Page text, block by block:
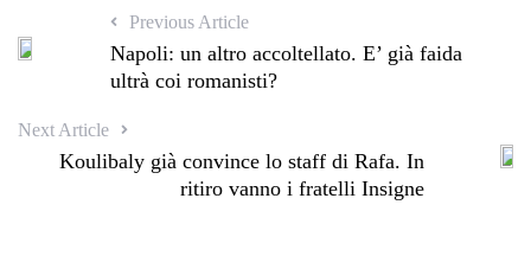
Previous Article
Napoli: un altro accoltellato. E’ già faida
ultrà coi romanisti?
Next Article
Koulibaly già convince lo staff di Rafa. In
ritiro vanno i fratelli Insigne